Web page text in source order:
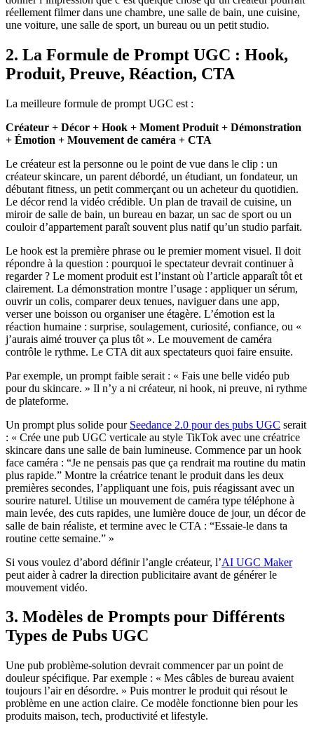
réellement filmer dans une chambre, une salle de bain, une cuisine,
une voiture, une salle de sport, un bureau ou un petit studio.
2. La Formule de Prompt UGC : Hook,
Produit, Preuve, Réaction, CTA
La meilleure formule de prompt UGC est :
Créateur + Décor + Hook + Moment Produit + Démonstration
+ Émotion + Mouvement de caméra + CTA
Le créateur est la personne ou le point de vue dans le clip : un
créateur skincare, un parent débordé, un étudiant, un fondateur, un
débutant fitness, un petit commerçant ou un acheteur du quotidien.
Le décor rend la vidéo crédible. Un plan de travail de cuisine, un
miroir de salle de bain, un bureau en bazar, un sac de sport ou un
couloir d’appartement paraît souvent plus natif qu’un studio parfait.
Le hook est la première phrase ou le premier moment visuel. Il doit
répondre à la question : pourquoi le spectateur devrait continuer à
regarder ? Le moment produit est l’instant où l’article apparaît tôt et
clairement. La démonstration montre l’usage : appliquer un sérum,
ouvrir un colis, comparer deux tenues, naviguer dans une app,
verser une boisson ou organiser une étagère. L’émotion est la
réaction humaine : surprise, soulagement, curiosité, confiance, ou «
j’aurais aimé trouver ça plus tôt ». Le mouvement de caméra
contrôle le rythme. Le CTA dit aux spectateurs quoi faire ensuite.
Par exemple, un prompt faible serait : « Fais une belle vidéo pub
pour du skincare. » Il n’y a ni créateur, ni hook, ni preuve, ni rythme
de plateforme.
Un prompt plus solide pour Seedance 2.0 pour des pubs UGC serait
: « Crée une pub UGC verticale au style TikTok avec une créatrice
skincare dans une salle de bain lumineuse. Commence par un hook
face caméra : “Je ne pensais pas que ça rendrait ma routine du matin
plus rapide.” Montre la créatrice tenant le produit dans les deux
premières secondes, l’appliquant une fois, puis réagissant avec un
sourire naturel. Utilise un mouvement de caméra type téléphone à
main levée, des cuts rapides, une lumière douce de jour, un décor de
salle de bain réaliste, et termine avec le CTA : “Essaie-le dans ta
routine cette semaine.” »
Si vous voulez d’abord définir l’angle créateur, l’AI UGC Maker
peut aider à cadrer la direction publicitaire avant de générer le
mouvement vidéo.
3. Modèles de Prompts pour Différents
Types de Pubs UGC
Une pub problème-solution devrait commencer par un point de
douleur spécifique. Par exemple : « Mes câbles de bureau avaient
toujours l’air en désordre. » Puis montrer le produit qui résout le
problème en une action claire. Ce modèle fonctionne bien pour les
produits maison, tech, productivité et lifestyle.